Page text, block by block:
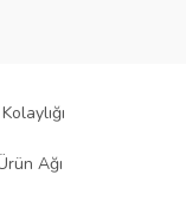
ve teknolojiye
dostu tasarımı
Ağı